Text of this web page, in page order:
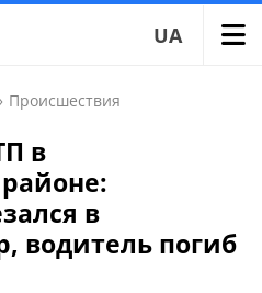
UA
Происшествия
в
в
водитель погиб